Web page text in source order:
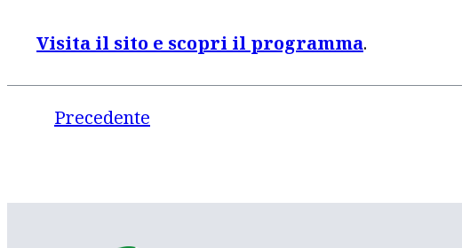
Visita il sito e scopri il programma.
Precedente